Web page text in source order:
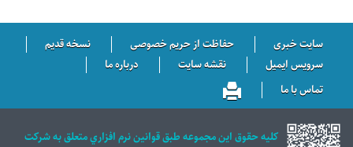
سایت خبری حفاظت از حریم خصوصی
نسخه قدیم
سرویس ایمیل
نقشه سایت
درباره ما
تماس با ما
كليه حقوق اين مجموعه طبق قوانين نرم افزاري متعلق به شركت